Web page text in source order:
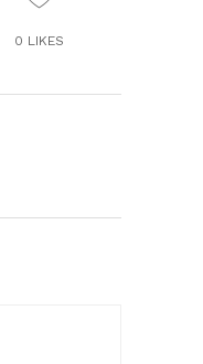
0 LIKES